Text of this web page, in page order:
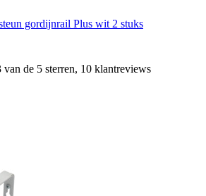
gordijnrail Plus wit 2 stuks
van de 5 sterren, 10 klantreviews